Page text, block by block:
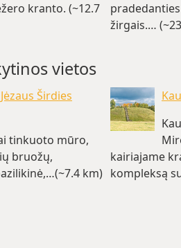
kranto. (~12.7
žirgais.…
vietos
Širdies
tinkuoto mūro,
bruožų,
km)
kairiajame
kompleksą